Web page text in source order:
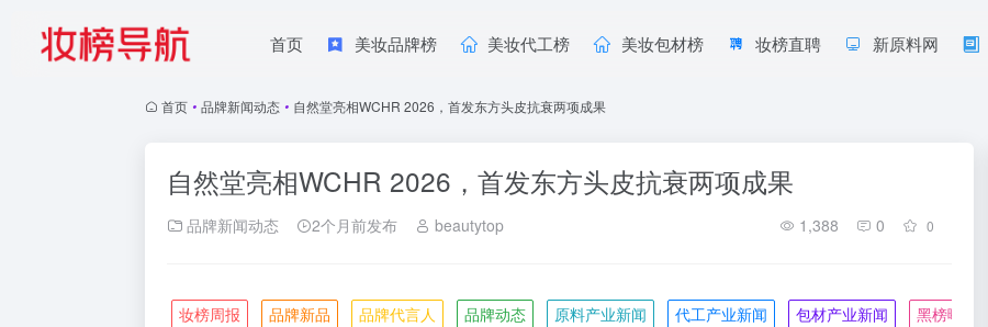
首页 美妆品牌榜 美妆代工榜 美妆包材榜 妆榜直聘 新原料网
首页 • 品牌新闻动态 • 自然堂亮相WCHR 2026，首发东方头皮抗衰两项成果
自然堂亮相WCHR 2026，首发东方头皮抗衰两项成果
品牌新闻动态 2个月前发布 beautytop 1,388 0 0
妆榜周报 品牌新品 品牌代言人 品牌动态 原料产业新闻 代工产业新闻 包材产业新闻 黑榜曝光台